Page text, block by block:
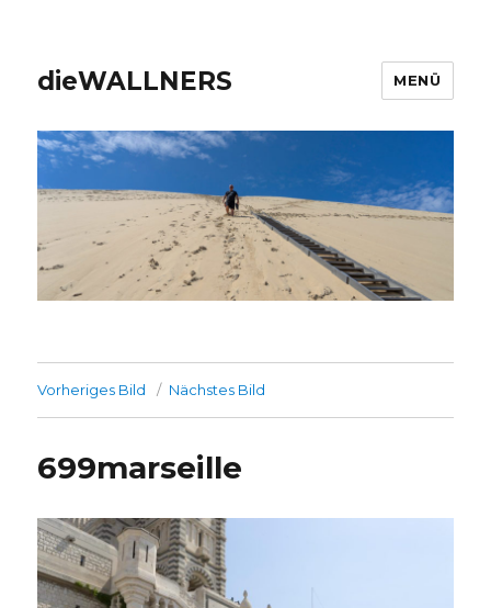
dieWALLNERS MENÜ
Vorheriges Bild Nächstes Bild
699marseille